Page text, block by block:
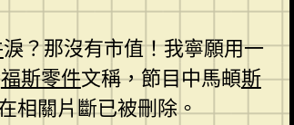
淚？那沒有市值！我寧願用一
福斯零件文稱，節目中馬頔斯
相關片斷已被刪除。